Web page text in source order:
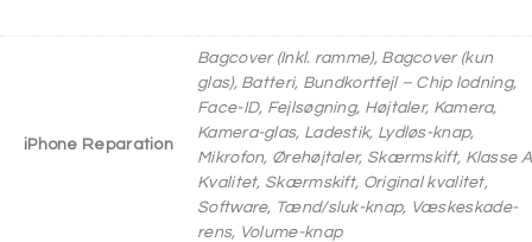
iPhone Reparation
Bagcover (Inkl. ramme), Bagcover (kun
glas), Batteri, Bundkortfejl – Chip lodning,
Face-ID, Fejlsøgning, Højtaler, Kamera,
Kamera-glas, Ladestik, Lydløs-knap,
Mikrofon, Ørehøjtaler, Skærmskift, Klasse A
Kvalitet, Skærmskift, Original kvalitet,
Software, Tænd/sluk-knap, Væskeskade-
rens, Volume-knap